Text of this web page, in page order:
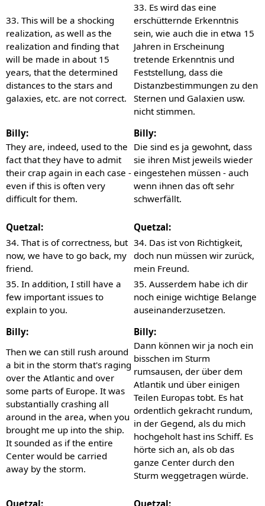
33. This will be a shocking
realization, as well as the
realization and finding that
will be made in about 15
years, that the determined
distances to the stars and
galaxies, etc. are not correct.
33. Es wird das eine
erschütternde Erkenntnis
sein, wie auch die in etwa 15
Jahren in Erscheinung
tretende Erkenntnis und
Feststellung, dass die
Distanzbestimmungen zu den
Sternen und Galaxien usw.
nicht stimmen.
Billy:
Billy:
They are, indeed, used to the
fact that they have to admit
their crap again in each case -
even if this is often very
difficult for them.
Die sind es ja gewohnt, dass
sie ihren Mist jeweils wieder
eingestehen müssen - auch
wenn ihnen das oft sehr
schwerfällt.
Quetzal:
Quetzal:
34. That is of correctness, but
now, we have to go back, my
friend.
34. Das ist von Richtigkeit,
doch nun müssen wir zurück,
mein Freund.
35. In addition, I still have a
few important issues to
explain to you.
35. Ausserdem habe ich dir
noch einige wichtige Belange
auseinanderzusetzen.
Billy:
Billy:
Then we can still rush around
a bit in the storm that's raging
over the Atlantic and over
some parts of Europe. It was
substantially crashing all
around in the area, when you
brought me up into the ship.
It sounded as if the entire
Center would be carried
away by the storm.
Dann können wir ja noch ein
bisschen im Sturm
rumsausen, der über dem
Atlantik und über einigen
Teilen Europas tobt. Es hat
ordentlich gekracht rundum,
in der Gegend, als du mich
hochgeholt hast ins Schiff. Es
hörte sich an, als ob das
ganze Center durch den
Sturm weggetragen würde.
Quetzal:
Quetzal: